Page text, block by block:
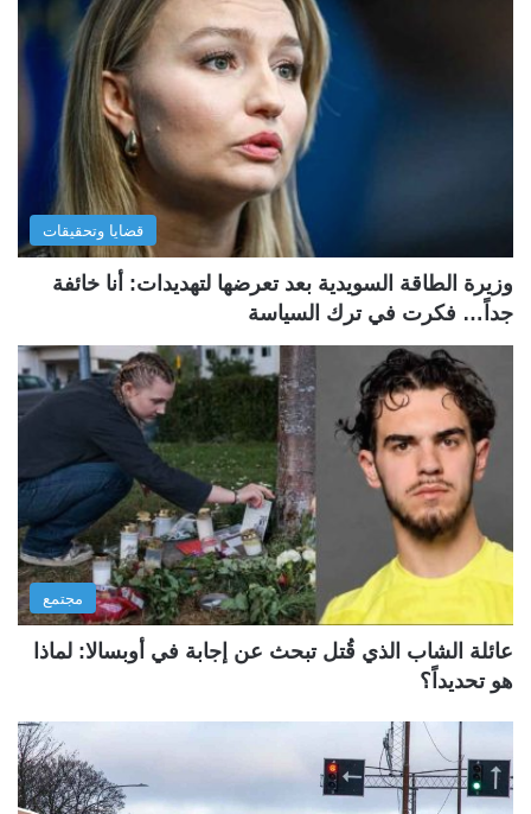
قضايا وتحقيقات
وزيرة الطاقة السويدية بعد تعرضها لتهديدات: أنا خائفة
جداً… فكرت في ترك السياسة
مجتمع
عائلة الشاب الذي قُتل تبحث عن إجابة في أوبسالا: لماذا
هو تحديداً؟